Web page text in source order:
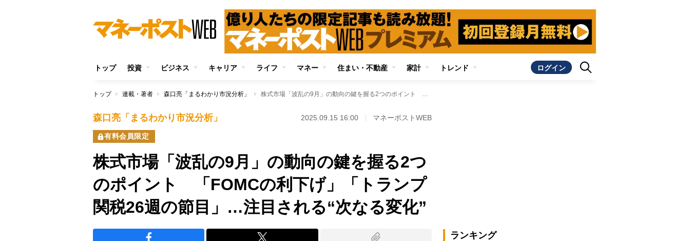
トップ 投資 ビジネス キャリア ライフ マネー 住まい・不動産 家計 トレンド ログイン
トップ 連載・著者 森口亮「まるわかり市況分析」 株式市場「波乱の9月」の動向の鍵を握る2つのポイント 「FOMCの利下げ」「トランプ関税26週の節目」…注目される“次なる変化”
森口亮「まるわかり市況分析」 2025.09.15 16:00 マネーポストWEB
有料会員限定
株式市場「波乱の9月」の動向の鍵を握る2つ
のポイント 「FOMCの利下げ」「トランプ
関税26週の節目」…注目される“次なる変化”
ランキング